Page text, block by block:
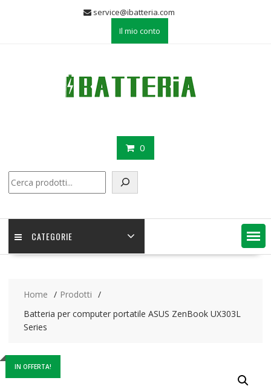
service@ibatteria.com
Il mio conto
0
CATEGORIE
Home
Prodotti
Batteria per computer portatile ASUS ZenBook UX303L
Series
IN OFFERTA!